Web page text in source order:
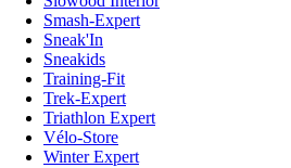
Smash-Expert
Sneak'In
Sneakids
Training-Fit
Trek-Expert
Triathlon Expert
Vélo-Store
Winter Expert